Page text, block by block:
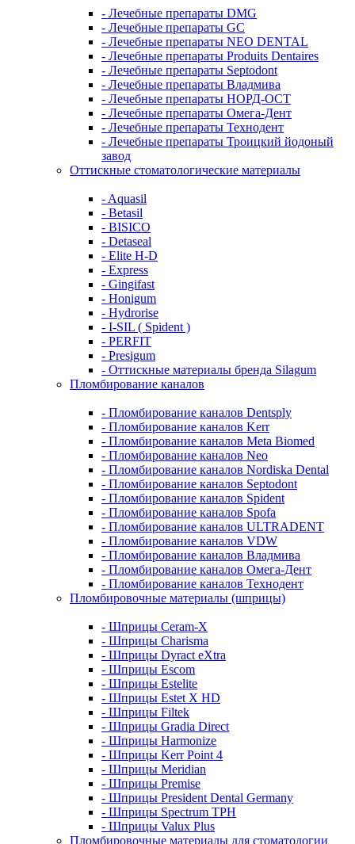
- Лечебные препараты DMG
- Лечебные препараты GC
- Лечебные препараты NEO DENTAL
- Лечебные препараты Produits Dentaires
- Лечебные препараты Septodont
- Лечебные препараты Владмива
- Лечебные препараты НОРД-ОСТ
- Лечебные препараты Омега-Дент
- Лечебные препараты Технодент
- Лечебные препараты Троицкий йодоный
завод
Оттискные стоматологические материалы
- Aquasil
- Betasil
- BISICO
- Detaseal
- Elite H-D
- Express
- Gingifast
- Honigum
- Hydrorise
- I-SIL ( Spident )
- PERFIT
- Presigum
- Оттискные материалы бренда Silagum
Пломбирование каналов
- Пломбирование каналов Dentsply
- Пломбирование каналов Kerr
- Пломбирование каналов Meta Biomed
- Пломбирование каналов Neo
- Пломбирование каналов Nordiska Dental
- Пломбирование каналов Septodont
- Пломбирование каналов Spident
- Пломбирование каналов Spofa
- Пломбирование каналов ULTRADENT
- Пломбирование каналов VDW
- Пломбирование каналов Владмива
- Пломбирование каналов Омега-Дент
- Пломбирование каналов Технодент
Пломбировочные материалы (шприцы)
- Шприцы Ceram-X
- Шприцы Charisma
- Шприцы Dyract eXtra
- Шприцы Escom
- Шприцы Estelite
- Шприцы Estet X HD
- Шприцы Filtek
- Шприцы Gradia Direct
- Шприцы Harmonize
- Шприцы Kerr Point 4
- Шприцы Meridian
- Шприцы Premise
- Шприцы President Dental Germany
- Шприцы Spectrum TPH
- Шприцы Valux Plus
Пломбировочные материалы для стоматологии